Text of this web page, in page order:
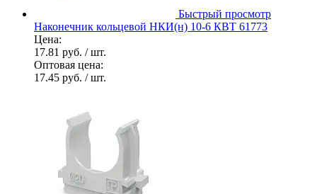
Быстрый просмотр
Наконечник кольцевой НКИ(н) 10-6 КВТ 61773
Цена:
17.81 руб. / шт.
Оптовая цена:
17.45 руб. / шт.